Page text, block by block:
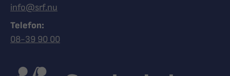
info@srf.nu
Telefon:
Ring Synskadades riksförbund
08-39 90 00